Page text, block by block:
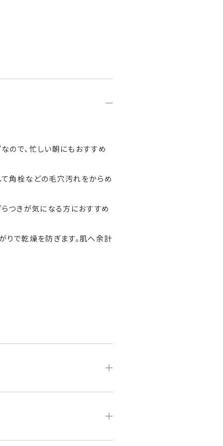
ので、忙しい朝にもおすすめ
て角栓などの毛穴汚れをからめ
らつきが気になる方におすすめ
りで乾燥を防ぎます。肌へ余計